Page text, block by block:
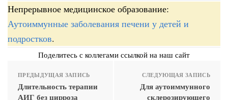
Непрерывное медицинское образование:
Аутоиммунные заболевания печени у детей и
подростков.
Поделитесь с коллегами ссылкой на наш сайт
ПРЕДЫДУЩАЯ ЗАПИСЬ
Длительность терапии
АИГ без цирроза
СЛЕДУЮЩАЯ ЗАПИСЬ
Для аутоиммунного
склерозирующего